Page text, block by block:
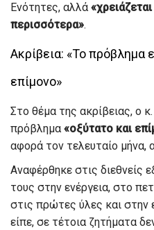
Ενότητες, αλλά
περισσότερα».
Ακρίβεια: «Το πρόβλημα
επίμονο»
Στο θέμα της ακρίβειας, ο
πρόβλημα «οξύτατο και
αφορά τον τελευταίο μήνα,
Αναφέρθηκε στις διεθνείς
τους στην ενέργεια, στο
στις πρώτες ύλες και στην
είπε, σε τέτοια ζητήματα